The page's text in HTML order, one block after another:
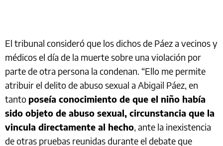
El tribunal consideró que los dichos de Páez a vecinos y
médicos el día de la muerte sobre una violación por
parte de otra persona la condenan. “Ello me permite
atribuir el delito de abuso sexual a Abigail Páez, en
tanto poseía conocimiento de que el niño había
sido objeto de abuso sexual, circunstancia que la
vincula directamente al hecho, ante la inexistencia
de otras pruebas reunidas durante el debate que